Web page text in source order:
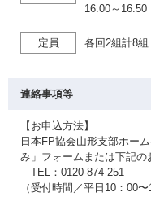
16:00～16:50
定員 各回2組計8組
連絡事項等
【お申込方法】
日本FP協会山形支部ホー
み」フォームまたは下記の
TEL：0120-874-251
（受付時間／平日10：00〜